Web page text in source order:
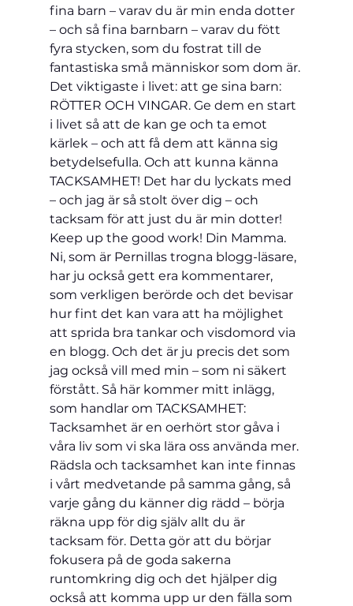
fina barn – varav du är min enda dotter
– och så fina barnbarn – varav du fött
fyra stycken, som du fostrat till de
fantastiska små människor som dom är.
Det viktigaste i livet: att ge sina barn:
RÖTTER OCH VINGAR. Ge dem en start
i livet så att de kan ge och ta emot
kärlek – och att få dem att känna sig
betydelsefulla. Och att kunna känna
TACKSAMHET! Det har du lyckats med
– och jag är så stolt över dig – och
tacksam för att just du är min dotter!
Keep up the good work! Din Mamma.
Ni, som är Pernillas trogna blogg-läsare,
har ju också gett era kommentarer,
som verkligen berörde och det bevisar
hur fint det kan vara att ha möjlighet
att sprida bra tankar och visdomord via
en blogg. Och det är ju precis det som
jag också vill med min – som ni säkert
förstått. Så här kommer mitt inlägg,
som handlar om TACKSAMHET:
Tacksamhet är en oerhört stor gåva i
våra liv som vi ska lära oss använda mer.
Rädsla och tacksamhet kan inte finnas
i vårt medvetande på samma gång, så
varje gång du känner dig rädd – börja
räkna upp för dig själv allt du är
tacksam för. Detta gör att du börjar
fokusera på de goda sakerna
runtomkring dig och det hjälper dig
också att komma upp ur den fälla som